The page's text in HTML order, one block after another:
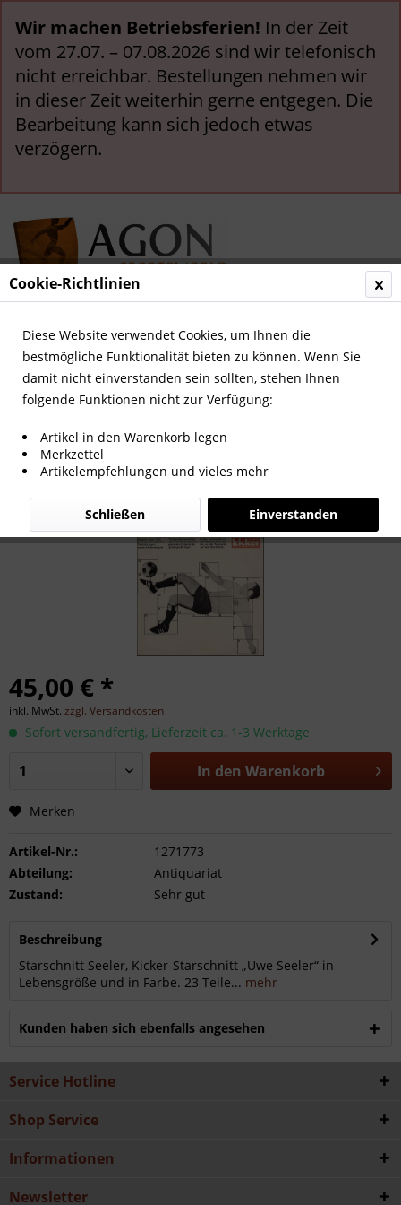
Wir machen Betriebsferien! In der Zeit
vom 27.07. – 07.08.2026 sind wir telefonisch
nicht erreichbar. Bestellungen nehmen wir
in dieser Zeit weiterhin gerne entgegen. Die
Bearbeitung kann sich jedoch etwas
verzögern.
Menü
Übersicht Sonstige Fußball Memorabilia
45,00 € *
inkl. MwSt. zzgl. Versandkosten
Sofort versandfertig, Lieferzeit ca. 1-3 Werktage
In den Warenkorb
Merken
Artikel-Nr.:
1271773
Abteilung:
Antiquariat
Zustand:
Sehr gut
Beschreibung
Starschnitt Seeler, Kicker-Starschnitt „Uwe Seeler“ in
Lebensgröße und in Farbe. 23 Teile... mehr
Kunden haben sich ebenfalls angesehen
Service Hotline
Shop Service
Informationen
Newsletter
Cookie-Richtlinien
Diese Website verwendet Cookies, um Ihnen die
bestmögliche Funktionalität bieten zu können. Wenn Sie
damit nicht einverstanden sein sollten, stehen Ihnen
folgende Funktionen nicht zur Verfügung:
Artikel in den Warenkorb legen
Merkzettel
Artikelempfehlungen und vieles mehr
Einverstanden
Schließen